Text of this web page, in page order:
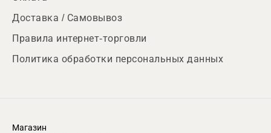
Доставка / Самовывоз
Правила интернет-торговли
Политика обработки персональных данных
Магазин